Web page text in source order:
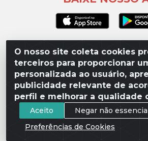
O nosso site coleta cookies
terceiros para proporcionar
personalizada ao usuário,
publicidade relevante de
perfil e melhorar a qualidade
Aceito
Negar não
Preferências de Cookies
Lívia Distribuidora - Av. Percy
Toninho, São José do Rio Preto /
000 - CNPJ 49.975.923/